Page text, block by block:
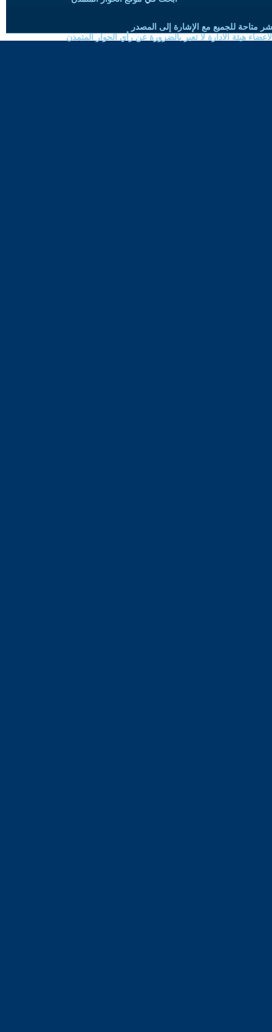
متاحة للجميع مع الإشارة إلى المصدر
هيئة الادارة لا تعبر بالضرورة عن رأي الحوار المتمدن